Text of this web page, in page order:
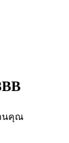
นคุณ